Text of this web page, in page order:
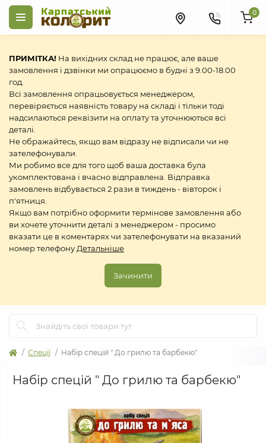
ПРИМІТКА! На вихідних склад не працює, але ваше
замовлення і дзвінки ми опрацюємо в будні з 9.00-18.00
год.
Всі замовлення опрацьовується менеджером,
перевіряється наявність товару на складі і тільки тоді
надсилаються реквізити на оплату та уточнюються всі
деталі.
Не ображайтесь, якщо вам відразу не відписали чи не
зателефонували.
Ми робимо все для того щоб ваша доставка була
укомплектована і вчасно відправлена. Відправка
замовлень відбувається 2 рази в тиждень - вівторок і
п'ятниця.
Якщо вам потрібно оформити термінове замовлення або
ви хочете уточнити деталі з менеджером - просимо
вказати це в коментарях чи зателефонувати на вказаний
номер телефону Детальніше
Зачинити
0
Спеції Набір спецій " До грилю та барбекю"
Набір спецій " До грилю та барбекю"